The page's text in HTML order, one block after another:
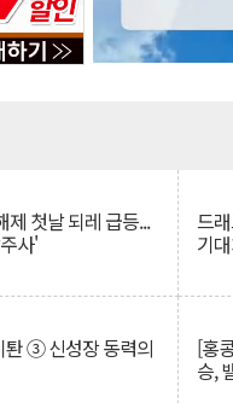
제 첫날 되레 급등...
사'
드
기
퇀 ③ 신성장 동력의 [홍
승,